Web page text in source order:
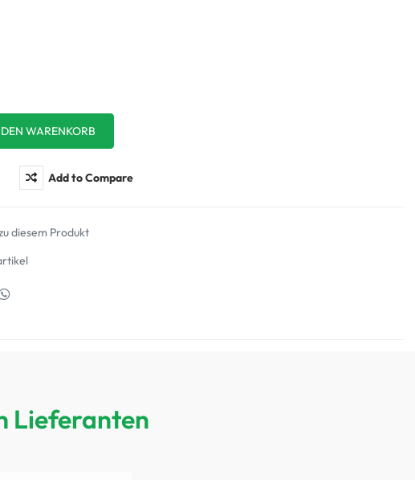
Add to Compare
diesem Produkt
Lieferanten